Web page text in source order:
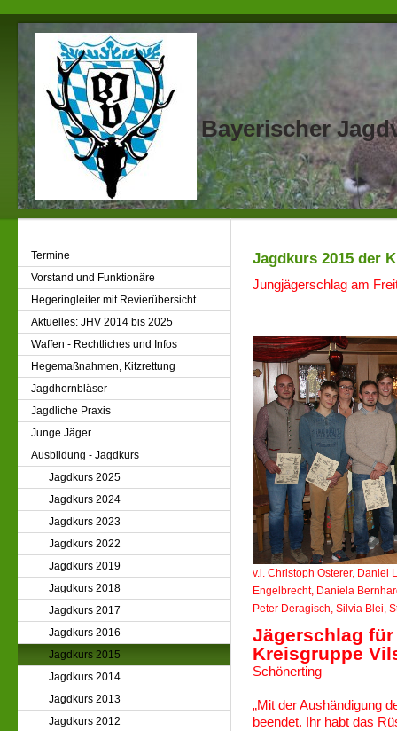
Bayerischer
Termine
Vorstand und Funktionäre
Hegeringleiter mit Revierübersicht
Aktuelles: JHV 2014 bis 2025
Waffen - Rechtliches und Infos
Hegemaßnahmen, Kitzrettung
Jagdhornbläser
Jagdliche Praxis
Junge Jäger
Ausbildung - Jagdkurs
Jagdkurs 2025
Jagdkurs 2024
Jagdkurs 2023
Jagdkurs 2022
Jagdkurs 2019
Jagdkurs 2018
Jagdkurs 2017
Jagdkurs 2016
Jagdkurs 2015
Jagdkurs 2014
Jagdkurs 2013
Jagdkurs 2012
Jagdkurs 2015 der
Jungjägerschlag am
v.l. Christoph Osterer, Daniel
Engelbrecht, Daniela
Peter Deragisch, Silvia Blei,
Jägerschlag
Kreisgruppe
Schönerting
„Mit der Aushändigung
beendet. Ihr habt das